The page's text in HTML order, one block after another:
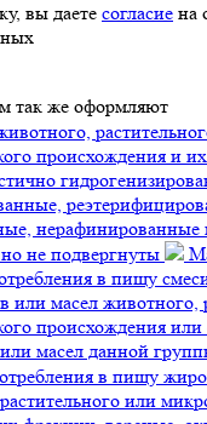
вы даете согласие на
так же оформляют
происхождения и
нерафинированные
не подвергнуты
в пищу
или масел животного,
происхождения
масел данной
в пищу
или